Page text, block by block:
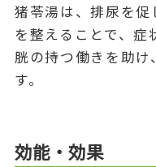
猪苓湯は、排尿を
を整えることで、症
胱の持つ働きを助け
す。
効能・効果